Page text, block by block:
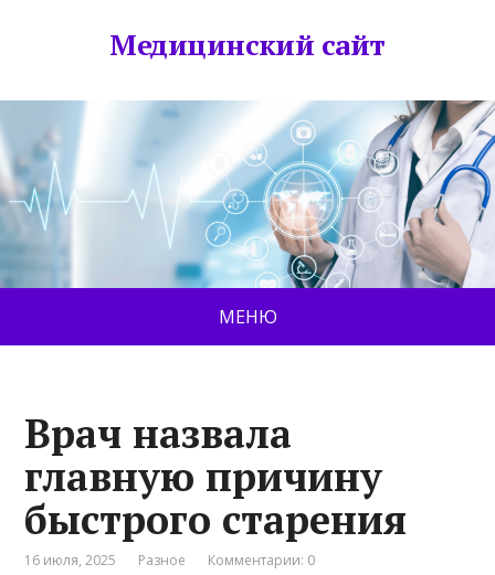
Медицинский сайт
МЕНЮ
Врач назвала
главную причину
быстрого старения
16 июля, 2025 Разное Комментарии: 0